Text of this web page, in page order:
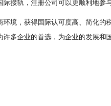
接轨，注册公司可以更顺利地参
境，获得国际认可度高、简化
多企业的首选，为企业的发展和